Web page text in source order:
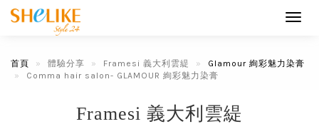
首頁 體驗分享 Framesi 義大利雲緹
Glamour 絢彩魅力染膏
Comma hair salon- GLAMOUR 絢彩魅力染膏
Framesi 義大利雲緹